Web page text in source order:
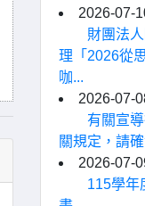
2026-07-
財團法
理「2026從
咖...
2026-07-
有關宣
關規定，請
2026-07-
115學年